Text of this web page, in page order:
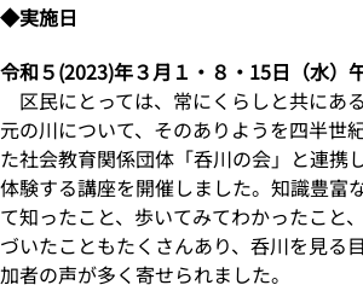
◆実施日
令和５(2023)年３月１・８・15日（水）
区民にとっては、常にくらしと共にあ
元の川について、そのありようを四半世
た社会教育関係団体「呑川の会」と連携
体験する講座を開催しました。知識豊富
て知ったこと、歩いてみてわかったこと
づいたこともたくさんあり、呑川を見る
加者の声が多く寄せられました。